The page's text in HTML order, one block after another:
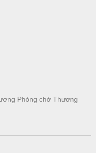
Phòng chờ Thương